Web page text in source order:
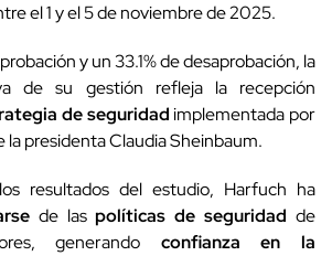
el 1 y el 5 de noviembre de 2025.
y un 33.1% de desaprobación, la
de su gestión refleja la recepción
de seguridadimplementada por
la presidenta Claudia Sheinbaum.
resultados del estudio, Harfuch ha
de laspolíticas de seguridad de
generando confianza en la